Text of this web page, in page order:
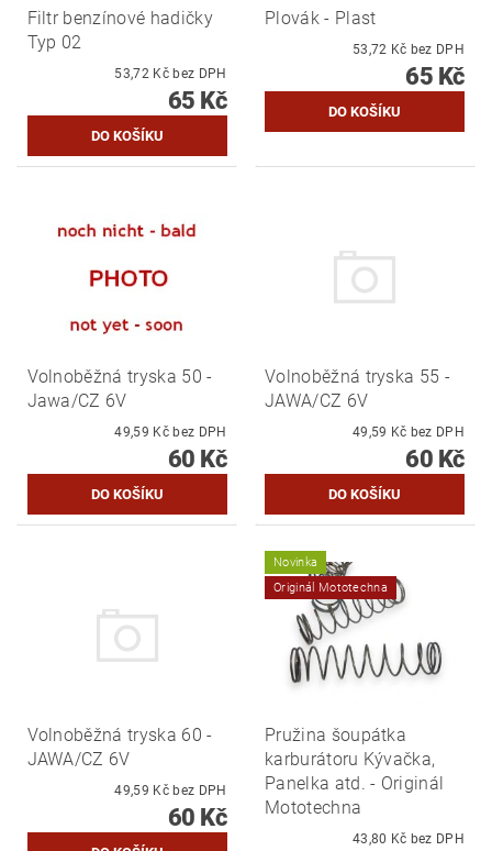
Filtr benzínové hadičky
Typ 02
53,72 Kč bez DPH
65 Kč
Plovák - Plast
53,72 Kč bez DPH
65 Kč
Volnoběžná tryska 50 -
Jawa/CZ 6V
49,59 Kč bez DPH
60 Kč
Volnoběžná tryska 55 -
JAWA/CZ 6V
49,59 Kč bez DPH
60 Kč
Volnoběžná tryska 60 -
JAWA/CZ 6V
49,59 Kč bez DPH
60 Kč
Novinka
Originál Mototechna
Pružina šoupátka
karburátoru Kývačka,
Panelka atd. - Originál
Mototechna
43,80 Kč bez DPH